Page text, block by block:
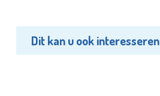
Dit kan u ook interesseren